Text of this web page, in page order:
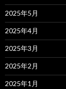
2025年5月
2025年4月
2025年3月
2025年2月
2025年1月